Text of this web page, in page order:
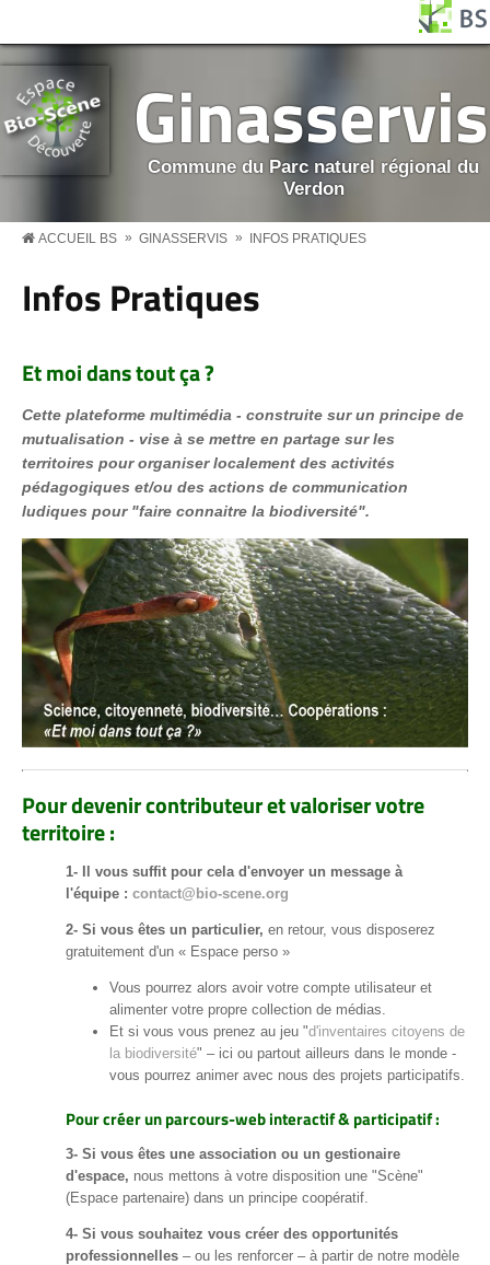
Ginasservis
Commune du Parc naturel régional du
Verdon
BS MENU
ACCUEIL BS » GINASSERVIS » INFOS PRATIQUES
Infos Pratiques
Et moi dans tout ça ?
Cette plateforme multimédia - construite sur un principe de
mutualisation - vise à se mettre en partage sur les
territoires pour organiser localement des activités
pédagogiques et/ou des actions de communication
ludiques pour "faire connaitre la biodiversité".
Pour devenir contributeur et valoriser votre
territoire :
1- Il vous suffit pour cela d'envoyer un message à
l'équipe : contact@bio-scene.org
2- Si vous êtes un particulier, en retour, vous disposerez
gratuitement d'un « Espace perso »
Vous pourrez alors avoir votre compte utilisateur et
alimenter votre propre collection de médias.
Et si vous vous prenez au jeu "d'inventaires citoyens de
la biodiversité" – ici ou partout ailleurs dans le monde -
vous pourrez animer avec nous des projets participatifs.
Pour créer un parcours-web interactif & participatif :
3- Si vous êtes une association ou un gestionaire
d'espace, nous mettons à votre disposition une "Scène"
(Espace partenaire) dans un principe coopératif.
4- Si vous souhaitez vous créer des opportunités
professionnelles – ou les renforcer – à partir de notre modèle